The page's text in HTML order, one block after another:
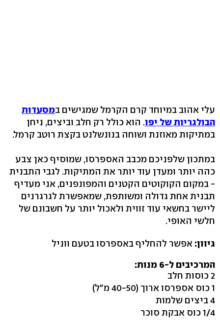
עלי אהוב במיוחד קרם הקרמל שמגישים במסעדות
הבולגריות של יפו. הוא כולל רק חלב וביצים, ניחן
במתיקות מאוזנת ושוחה בנונשלנט בקצת רוטב קרמל.
במתכון שלפניכם מכבב האספרסו, שמוסיף כאן צבע
כהה יותר ומעדן עוד יותר את המתיקות. לגבי התבנית
- במקום הקוקוטים הקטנים והמפונפנים, אני מעדיף
תבנית אחת גדולה ומשותפת, שמאפשרת לגרגרנים
ליישר בחשאי עוד זווית ולאכול יותר על חשבונם של
חלשי האופי.
גיוון: אפשר להחליף באספרסו בטעם ווניל
המרכיבים ל-6 מנות:
2 כוסות חלב
1 כוס אספרסו ארוך (40-50 מ"ל)
4 ביצים שלמות
1/4 כוס אבקת סוכר